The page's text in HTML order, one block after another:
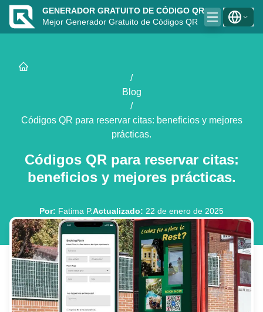
GENERADOR GRATUITO DE CÓDIGO QR
Mejor Generador Gratuito de Códigos QR
/
Blog
/
Códigos QR para reservar citas: beneficios y mejores
prácticas.
Códigos QR para reservar citas:
beneficios y mejores prácticas.
Por: Fatima P.Actualizado: 22 de enero de 2025